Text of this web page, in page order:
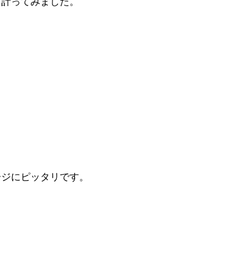
にピッタリです。